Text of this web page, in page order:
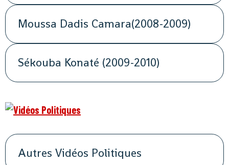
Moussa Dadis Camara(2008-2009)
Sékouba Konaté (2009-2010)
Autres Vidéos Politiques